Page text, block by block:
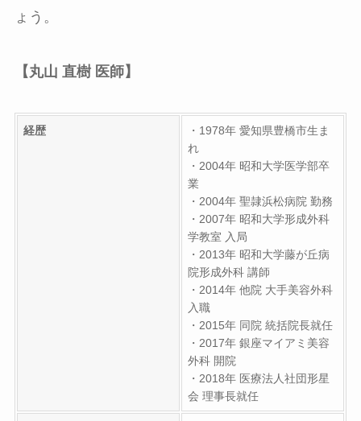
ょう。
【丸山 直樹 医師】
経歴
・1978年 愛知県豊橋市生ま
れ
・2004年 昭和大学医学部卒
業
・2004年 聖隷浜松病院 勤務
・2007年 昭和大学形成外科
学教室 入局
・2013年 昭和大学藤が丘病
院形成外科 講師
・2014年 他院 大手美容外科
入職
・2015年 同院 統括院長就任
・2017年 銀座マイアミ美容
外科 開院
・2018年 医療法人社団形星
会 理事長就任